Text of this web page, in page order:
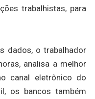
trabalhistas, para
dados, o trabalhador
analisa a melhor
canal eletrônico do
os bancos também